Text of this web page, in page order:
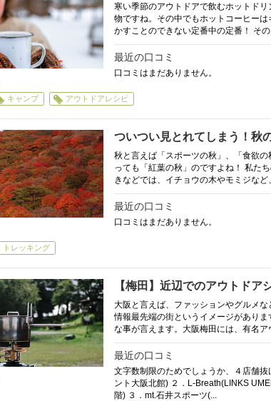
寒い季節のアウトドアで飲むホットド
物ですね。その中でもホットコーヒー
かすことのできない定番中の定番！ そ
最近の口コミ
口コミはまだありません。
キャンプ アウトドアレシピ
ついつい見とれてしまう！秋
秋と言えば「スポーツの秋」、「食欲
っても「紅葉の秋」のですよね！ 私た
きなどでは、イチョウの木やモミジな
最近の口コミ
口コミはまだありません。
トレッキング
【梅田】近辺でのアウトドア
大阪と言えば、ファッションやグルメ
情報最先端の街というイメージがあり
な事が言えます。大阪梅田には、有名
最近の口コミ
文字数制限のためでしょうか、４店舗
ント大阪北館) ２．L-Breath(LINKS
階) ３．mt.石井スポーツ(...